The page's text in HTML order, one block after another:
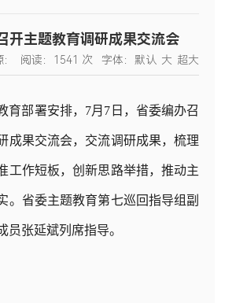
开主题教育调研成果交流会
阅读： 1541 次 字体： 默认 大 超大
育部署安排，7月7日，省委编办召
成果交流会，交流调研成果，梳理
工作短板，创新思路举措，推动主
。省委主题教育第七巡回指导组副
员张延斌列席指导。